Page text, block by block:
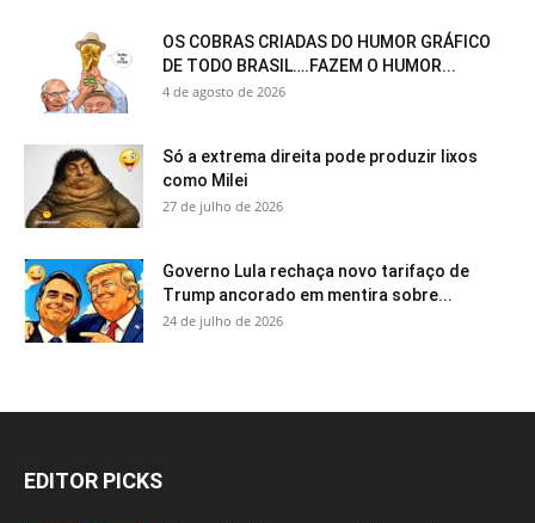
OS COBRAS CRIADAS DO HUMOR GRÁFICO
DE TODO BRASIL….FAZEM O HUMOR...
4 de agosto de 2026
Só a extrema direita pode produzir lixos
como Milei
27 de julho de 2026
Governo Lula rechaça novo tarifaço de
Trump ancorado em mentira sobre...
24 de julho de 2026
EDITOR PICKS